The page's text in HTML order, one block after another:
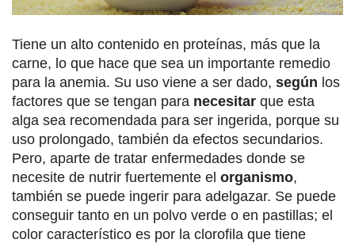
Tiene un alto contenido en proteínas, más que la
carne, lo que hace que sea un importante remedio
para la anemia. Su uso viene a ser dado, según los
factores que se tengan para necesitar que esta
alga sea recomendada para ser ingerida, porque su
uso prolongado, también da efectos secundarios.
Pero, aparte de tratar enfermedades donde se
necesite de nutrir fuertemente el organismo,
también se puede ingerir para adelgazar. Se puede
conseguir tanto en un polvo verde o en pastillas; el
color característico es por la clorofila que tiene